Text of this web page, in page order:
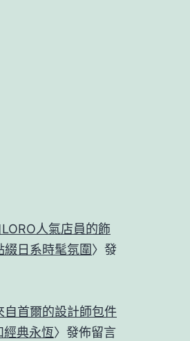
人氣店員的飾
日系時髦氛圍〉發
自首爾的設計師包件
典永恆〉發佈留言